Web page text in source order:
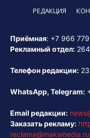
РЕДАКЦИЯ
Приёмная: +7 966
Рекламный отдел:
Телефон редакции:
WhatsApp, Telegram:
Email редакции:
Заказать рекламу:
reclama@maksmedia.ru